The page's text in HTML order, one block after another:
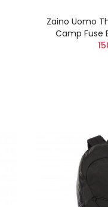
Zaino Uomo
Camp Fuse